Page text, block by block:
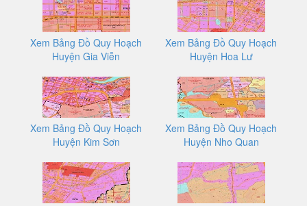
Xem Bảng Đồ Quy Hoạch
Huyện Gia Viễn
Xem Bảng Đồ Quy Hoạch
Huyện Hoa Lư
Xem Bảng Đồ Quy Hoạch
Huyện Kim Sơn
Xem Bảng Đồ Quy Hoạch
Huyện Nho Quan